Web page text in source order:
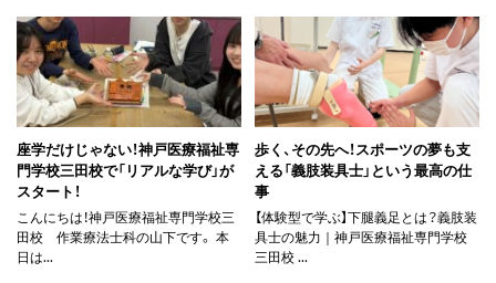
座学だけじゃない！神戸医療福祉専
門学校三田校で「リアルな学び」が
スタート！
こんにちは！神戸医療福祉専門学校三
田校 作業療法士科の山下です。 本
日は...
歩く、その先へ！スポーツの夢も支
える「義肢装具士」という最高の仕
事
【体験型で学ぶ】下腿義足とは？義肢装
具士の魅力｜神戸医療福祉専門学校
三田校 ...